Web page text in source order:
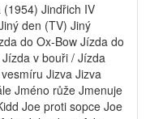
Jindřich IV
den (TV) Jiný
do Ox-Bow Jízda do
v bouři / Jízda
Jizva Jizva
Jméno růže Jmenuje
Joe proti sopce Joe